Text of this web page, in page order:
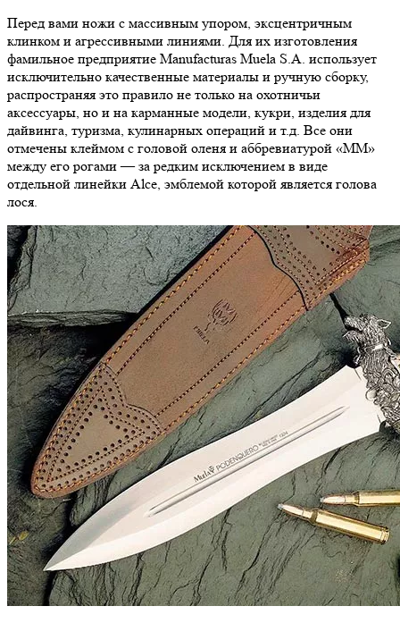
Перед вами ножи с массивным упором, эксцентричным
клинком и агрессивными линиями. Для их изготовления
фамильное предприятие Manufacturas Muela S.A. использует
исключительно качественные материалы и ручную сборку,
распространяя это правило не только на охотничьи
аксессуары, но и на карманные модели, кукри, изделия для
дайвинга, туризма, кулинарных операций и т.д. Все они
отмечены клеймом с головой оленя и аббревиатурой «ММ»
между его рогами — за редким исключением в виде
отдельной линейки Alce, эмблемой которой является голова
лося.